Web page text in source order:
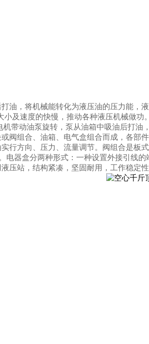
油，将机械能转化为液压油的压力能
及速度的快慢，推动各种液压机械做
带动油泵旋转，泵从油箱中吸油后打
阀组合、油箱、电气盒组合而成，各
行方向、压力、流量调节。阀组合是
电器盒分两种形式：一种设置外接引线
压站，结构紧凑，坚固耐用，工作稳定